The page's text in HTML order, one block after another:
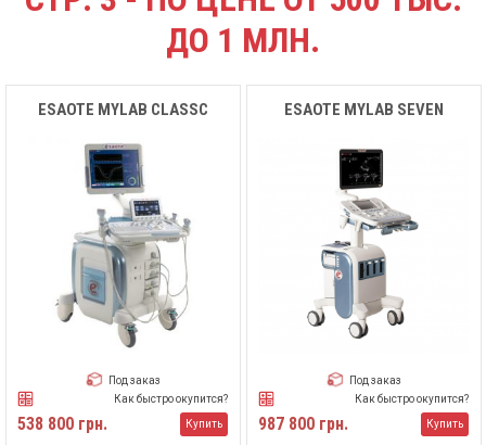
ДО 1 МЛН.
ESAOTE MYLAB CLASSC
Под заказ
Как быстро окупится?
538 800 грн. Купить
ESAOTE MYLAB SEVEN
Под заказ
Как быстро окупится?
987 800 грн. Купить